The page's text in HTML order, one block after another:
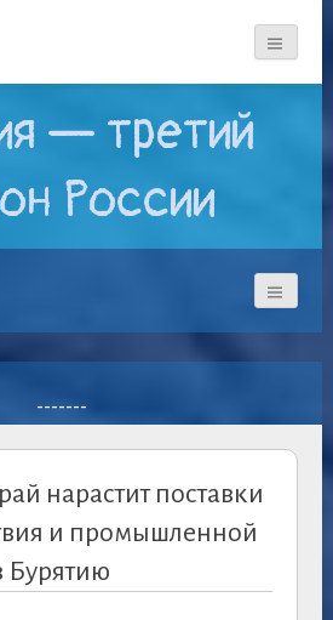
— третий
России
-------
нарастит поставки
и промышленной
Бурятию